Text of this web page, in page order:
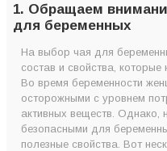
1. Обращаем
для беременных
На выбор чая для
состав и свойства, которые
Во время беременности
осторожными с уровнем
активных веществ. Однако,
безопасными для
полезные свойства. Вот